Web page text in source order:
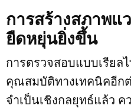
การสร้างสภาพ
ยืดหยุ่นยิ่งขึ้น
การตรวจสอบแบบเรียล
คุณสมบัติทางเทคนิคอีก
จำเป็นเชิงกลยุทธ์แล้ว ค